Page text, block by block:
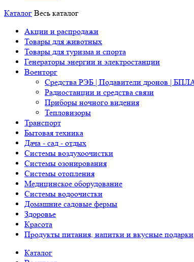
Каталог Весь каталог
Акции и распродажи
Товары для животных
Товары для туризма и спорта
Генераторы энергии и электростанции
Военторг
Средства РЭБ | Подавители дронов |
Радиостанции и средства связи
Приборы ночного видения
Тепловизоры
Транспорт
Бытовая техника
Дача - сад - отдых
Системы воздухоочистки
Системы озонирования
Системы отопления
Медицинское оборудование
Системы водоочистки
Домашние садовые фермы
Здоровье
Красота
Продукты питания, напитки и вкусные подарки
Каталог